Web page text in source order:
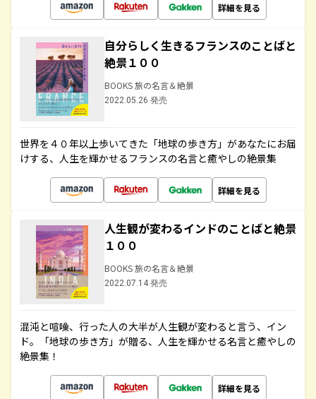
詳細を見る
自分らしく生きるフランスのことばと
絶景１００
BOOKS 旅の名言＆絶景
2022.05.26 発売
世界を４０年以上歩いてきた「地球の歩き方」があなたにお届
けする、人生を輝かせるフランスの名言と癒やしの絶景集
詳細を見る
人生観が変わるインドのことばと絶景
１００
BOOKS 旅の名言＆絶景
2022.07.14 発売
混沌と喧噪、行った人の大半が人生観が変わると言う、イン
ド。「地球の歩き方」が贈る、人生を輝かせる名言と癒やしの
絶景集！
詳細を見る